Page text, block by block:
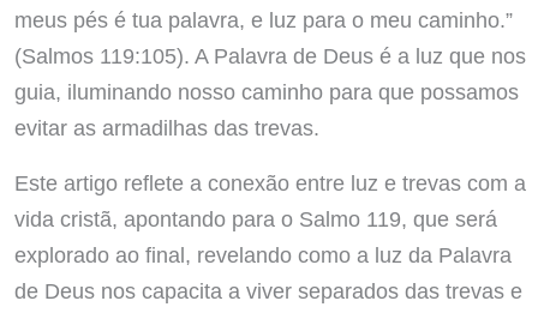
meus pés é tua palavra, e luz para o meu caminho.”
(Salmos 119:105). A Palavra de Deus é a luz que nos
guia, iluminando nosso caminho para que possamos
evitar as armadilhas das trevas.
Este artigo reflete a conexão entre luz e trevas com a
vida cristã, apontando para o Salmo 119, que será
explorado ao final, revelando como a luz da Palavra
de Deus nos capacita a viver separados das trevas e